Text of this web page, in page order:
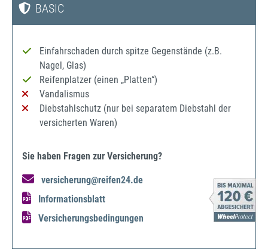
BASIC
Einfahrschaden durch spitze Gegenstände (z.B.
Nagel, Glas)
Reifenplatzer (einen „Platten“)
Vandalismus
Diebstahlschutz (nur bei separatem Diebstahl der
versicherten Waren)
Sie haben Fragen zur Versicherung?
versicherung@reifen24.de
Informationsblatt
Versicherungsbedingungen